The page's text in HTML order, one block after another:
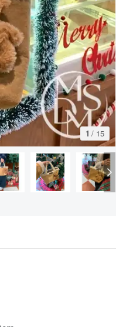
1 / 15